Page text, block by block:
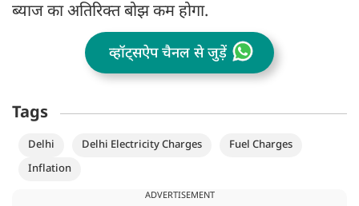
ब्याज का अतिरिक्त बोझ कम होगा.
व्हॉट्सऐप चैनल से जुड़ें
Tags
Delhi Delhi Electricity Charges
Fuel Charges
Inflation
ADVERTISEMENT